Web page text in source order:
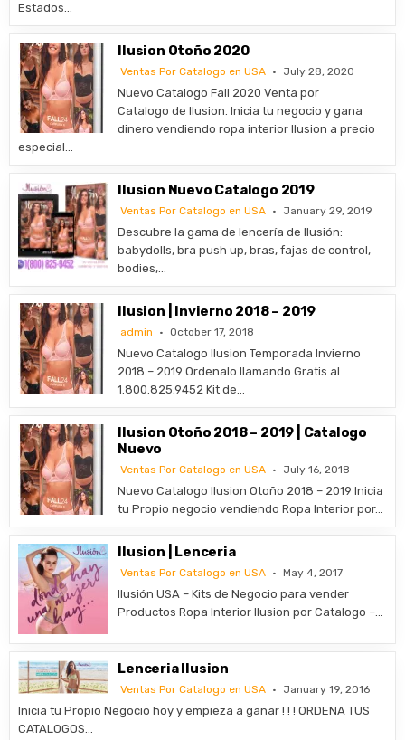
Estados…
Ilusion Otoño 2020
Ventas Por Catalogo en USA July 28, 2020
Nuevo Catalogo Fall 2020 Venta por
Catalogo de Ilusion. Inicia tu negocio y gana
dinero vendiendo ropa interior Ilusion a precio
especial…
Ilusion Nuevo Catalogo 2019
Ventas Por Catalogo en USA January 29, 2019
Descubre la gama de lencería de Ilusión:
babydolls, bra push up, bras, fajas de control,
bodies,…
Ilusion | Invierno 2018 – 2019
admin October 17, 2018
Nuevo Catalogo Ilusion Temporada Invierno
2018 – 2019 Ordenalo llamando Gratis al
1.800.825.9452 Kit de…
Ilusion Otoño 2018 – 2019 | Catalogo
Nuevo
Ventas Por Catalogo en USA July 16, 2018
Nuevo Catalogo Ilusion Otoño 2018 – 2019 Inicia
tu Propio negocio vendiendo Ropa Interior por…
Ilusion | Lenceria
Ventas Por Catalogo en USA May 4, 2017
Ilusión USA – Kits de Negocio para vender
Productos Ropa Interior Ilusion por Catalogo –…
Lenceria Ilusion
Ventas Por Catalogo en USA January 19, 2016
Inicia tu Propio Negocio hoy y empieza a ganar ! ! ! ORDENA TUS
CATALOGOS…